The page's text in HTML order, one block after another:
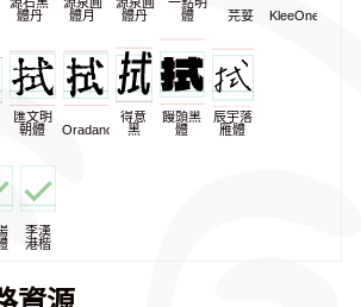
體丹
體月
體丹
體
芫荽 KleeOne
匯文明
朝體
Oradano
得意
黑
饅頭黑
體
辰宇落
雁體
李漢
港楷